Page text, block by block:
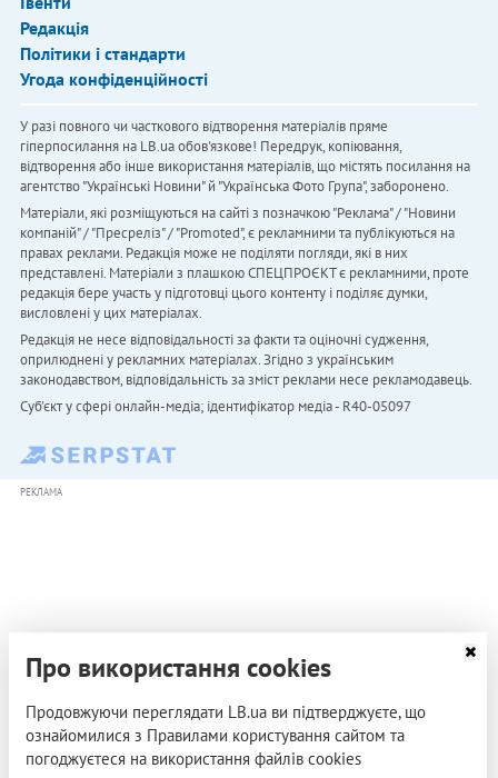
Редакція
Політики і стандарти
Угода конфіденційності
У разі повного чи часткового відтворення матеріалів пряме
гіперпосилання на LB.ua обов'язкове! Передрук, копіювання,
відтворення або інше використання матеріалів, що містять посилання на
агентство "Українськi Новини" й "Українська Фото Група", заборонено.
Матеріали, які розміщуються на сайті з позначкою "Реклама" / "Новини
компаній" / "Пресреліз" / "Promoted", є рекламними та публікуються на
правах реклами. Редакція може не поділяти погляди, які в них
представлені. Матеріали з плашкою СПЕЦПРОЄКТ є рекламними, проте
редакція бере участь у підготовці цього контенту і поділяє думки,
висловлені у цих матеріалах.
Редакція не несе відповідальності за факти та оціночні судження,
оприлюднені у рекламних матеріалах. Згідно з українським
законодавством, відповідальність за зміст реклами несе рекламодавець.
Cуб'єкт у сфері онлайн-медіа; ідентифікатор медіа - R40-05097
РЕКЛАМА
Про використання cookies
Продовжуючи переглядати LB.ua ви підтверджуєте, що
ознайомилися з Правилами користування сайтом та
погоджуєтеся на використання файлів cookies